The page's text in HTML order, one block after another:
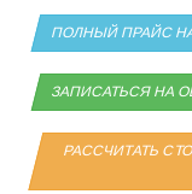
ПОЛНЫЙ ПРАЙС
ЗАПИСАТЬСЯ НА
РАССЧИТАТЬ